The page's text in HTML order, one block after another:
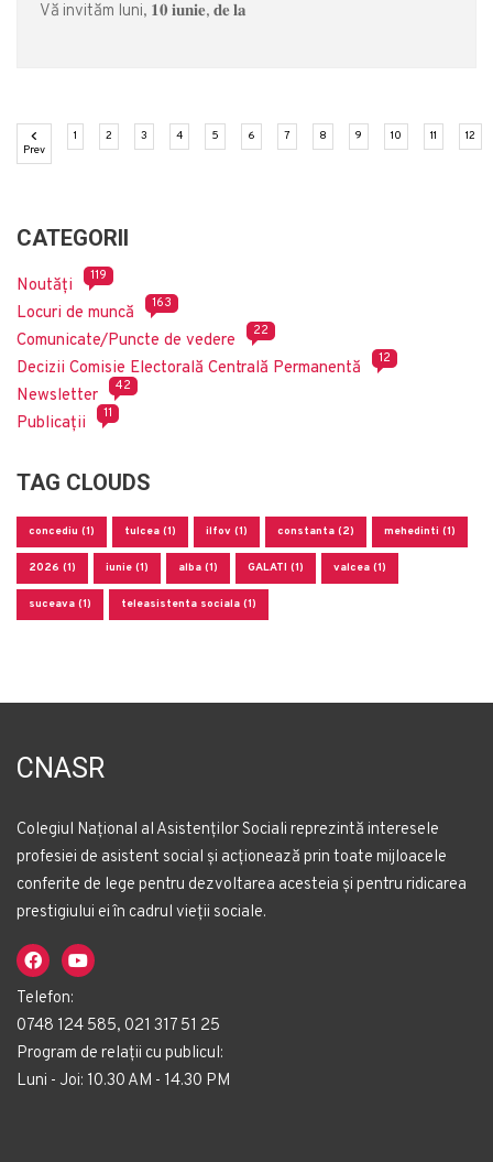
Vă invităm luni, 𝟏𝟎 𝐢𝐮𝐧𝐢𝐞, 𝐝𝐞 𝐥𝐚
PrevPrevious
1 (current)
2 (current)
3 (current)
4(current)
5 (current)
6 (current)
7 (current)
8 (current)
9 (current)
10 (current)
11 (current)
12
CATEGORII
Noutăți 119
Locuri de muncă 163
Comunicate/Puncte de vedere 22
Decizii Comisie Electorală Centrală Permanentă 12
Newsletter 42
Publicații 11
TAG CLOUDS
concediu (1) tulcea (1) ilfov (1) constanta (2) mehedinti (1)
2026 (1) iunie (1) alba (1) GALATI (1) valcea (1)
suceava (1) teleasistenta sociala (1)
CNASR
Colegiul Național al Asistenților Sociali reprezintă interesele
profesiei de asistent social și acționează prin toate mijloacele
conferite de lege pentru dezvoltarea acesteia și pentru ridicarea
prestigiului ei în cadrul vieții sociale.
Telefon:
0748 124 585, 021 317 51 25
Program de relații cu publicul:
Luni - Joi: 10.30 AM - 14.30 PM